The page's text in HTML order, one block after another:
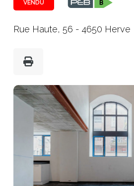
VENDU
Rue Haute, 56 - 4650 Herve
Photo
de
l'album